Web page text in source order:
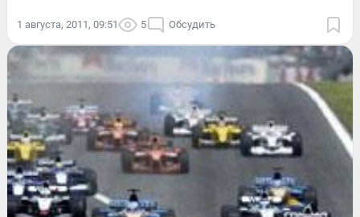
1 августа, 2011, 09:51 5 Обсудить